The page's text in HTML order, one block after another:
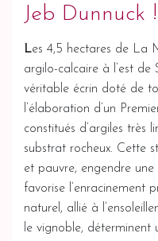
Jeb Dunnuck !
Les 4,5 hectares de La
argilo-calcaire à l’est de
véritable écrin doté de
l’élaboration d’un
constitués d’argiles très
substrat rocheux. Cette
et pauvre, engendre
favorise l’enracinement
naturel, allié à
le vignoble, déterminent